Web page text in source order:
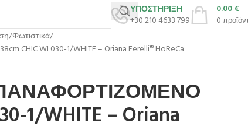
ΥΠΟΣΤΗΡΙΞΗ
+30 210 4633 799
0
0.00€
Φωτιστικά
WL030-1/WHITE – Oriana Ferelli® HoReCa
1/WHITE – Oriana